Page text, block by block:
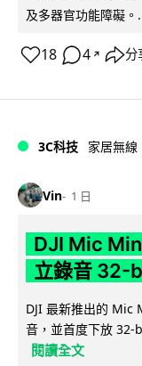
及多器官功能障礙。
18 4 ↗ 分
3C科技 家居無線
Vin 1 日
DJI Mic
立錄音 32-
DJI 最新推出的 Mic
音，並首度下放 32-
閱讀全文